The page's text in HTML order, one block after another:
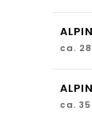
ca.
ca.